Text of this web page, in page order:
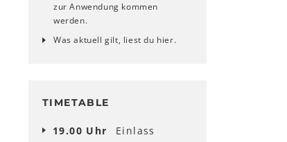
zur Anwendung kommen
werden.
Was aktuell gilt, liest du hier.
TIMETABLE
19.00 Uhr
Einlass